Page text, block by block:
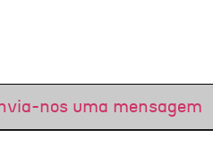
nos uma mensagem